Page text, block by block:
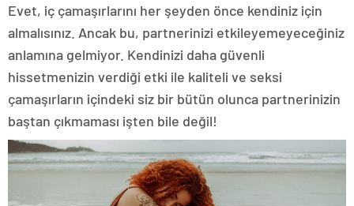
Evet, iç çamaşırlarını her şeyden önce kendiniz için
almalısınız. Ancak bu, partnerinizi etkileyemeyeceğiniz
anlamına gelmiyor. Kendinizi daha güvenli
hissetmenizin verdiği etki ile kaliteli ve seksi
çamaşırların içindeki siz bir bütün olunca partnerinizin
baştan çıkmaması işten bile değil!